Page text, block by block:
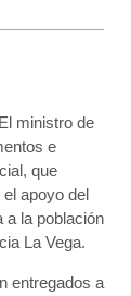
El ministro de
e
que
apoyo del
a la población
La Vega.
entregados a